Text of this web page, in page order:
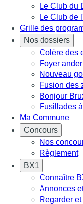
Le Club du
Le Club de
Grille des
Nos dossiers
Colère des
Foyer
Nouveau
Fusion des
Bonjour
Fusillades
Ma Commune
Concours
Nos
Règlement
BX1
Connaître
Annonces
Regarder